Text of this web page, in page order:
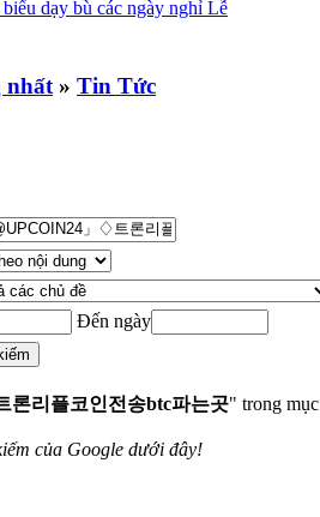
dạy bù các ngày nghỉ Lễ
» Tin Tức
Đến ngày
론리플코인전송btc파는곳" trong mục
của Google dưới đây!